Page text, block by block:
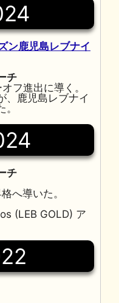
鹿児島レブナイ
チ
フ進出に導く。
、鹿児島レブナイ
チ
へ導いた。
(LEB GOLD) ア